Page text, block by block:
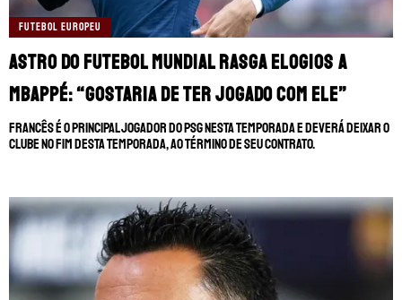
Somos Fanáticos, assim como Futbol Sites, é
uma empresa pertencente à Better
+18 |Jogue com responsabilidade
Aplicam-se os Termos e Condições | Conteúdo
Comercial | Ministério da Fazenda adverte: Aposta não
é investimento.
FUTEBOL EUROPEU
Astro do futebol mundial rasga elogios a
Mbappé: “Gostaria de ter jogado com ele”
Francês é o principal jogador do PSG nesta temporada e deverá deixar o
clube no fim desta temporada, ao término de seu contrato.